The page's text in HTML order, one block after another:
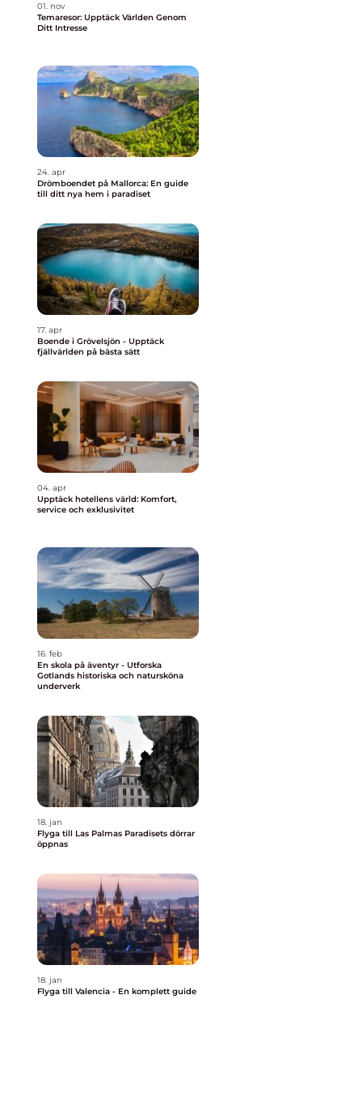
01. nov
Temaresor: Upptäck Världen Genom
Ditt Intresse
24. apr
Drömboendet på Mallorca: En guide
till ditt nya hem i paradiset
17. apr
Boende i Grövelsjön - Upptäck
fjällvärlden på bästa sätt
04. apr
Upptäck hotellens värld: Komfort,
service och exklusivitet
16. feb
En skola på äventyr - Utforska
Gotlands historiska och natursköna
underverk
18. jan
Flyga till Las Palmas Paradisets dörrar
öppnas
18. jan
Flyga till Valencia - En komplett guide